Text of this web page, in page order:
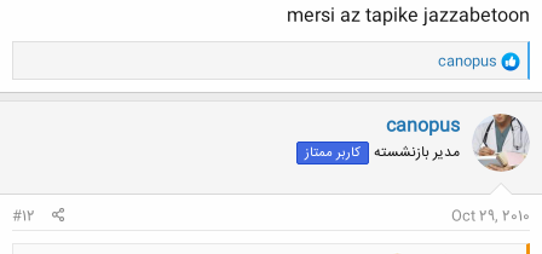
mersi az tapike jazzabetoon
و
ا
ک
ن
ش
ه
ا
canopus
canopus
مدیر بازنشسته کاربر ممتاز
Oct 29, 2010
#12